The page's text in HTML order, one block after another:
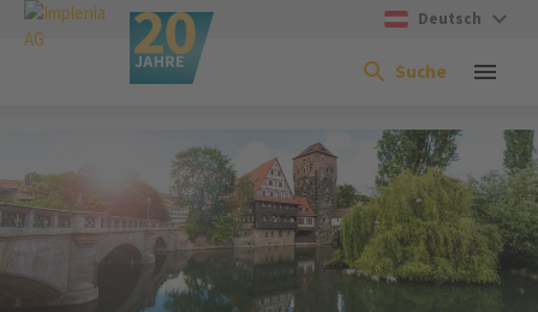
Deutsch
Suche